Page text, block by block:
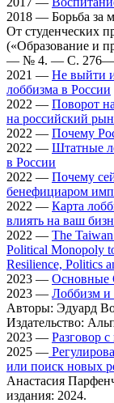
2018 — Борьба за
От студенческих
(«Образование
— № 4. — С.
2021 — Не выйти
лоббизма в России
2022 — Поворот
на российский
2022 — Почему
2022 — Штатные
в России
2022 — Почему
бенефициаром
2022 — Карта
влиять на ваш
2022 — The
Political Monopoly
Resilience, Politics
2023 — Основные
2023 — Лоббизм и
Авторы: Эдуард
Издательство:
2023 — Разговор с
2025 —
или поиск новых
Анастасия
издания: 2024.